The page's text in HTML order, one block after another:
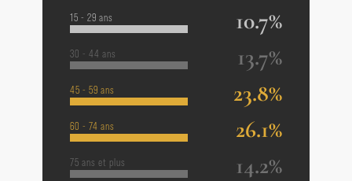
15 - 29 ans 10.7%
30 - 44 ans 13.7%
45 - 59 ans 23.8%
60 - 74 ans 26.1%
75 ans et plus 14.2%